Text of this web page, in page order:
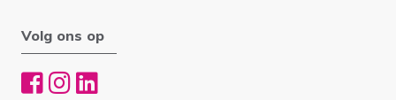
Volg ons op